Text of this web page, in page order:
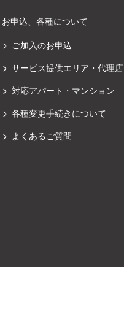
お申込、各種について
ご加入のお申込
サービス提供エリア・代理店
対応アパート・マンション
各種変更手続きについて
よくあるご質問